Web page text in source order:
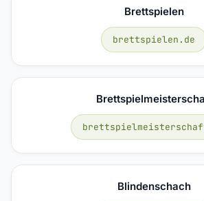
Brettspielen
brettspielen.de
Blindenschach